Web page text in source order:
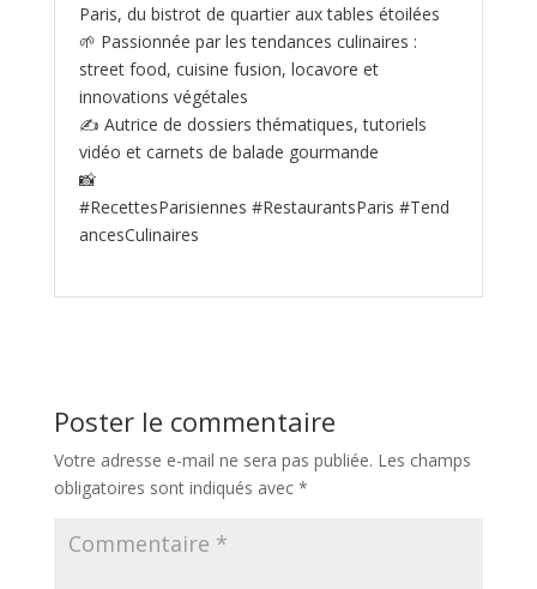
Paris, du bistrot de quartier aux tables étoilées
🌱 Passionnée par les tendances culinaires :
street food, cuisine fusion, locavore et
innovations végétales
✍️ Autrice de dossiers thématiques, tutoriels
vidéo et carnets de balade gourmande
📸
#RecettesParisiennes #RestaurantsParis #Tend
ancesCulinaires
Poster le commentaire
Votre adresse e-mail ne sera pas publiée. Les champs
obligatoires sont indiqués avec *